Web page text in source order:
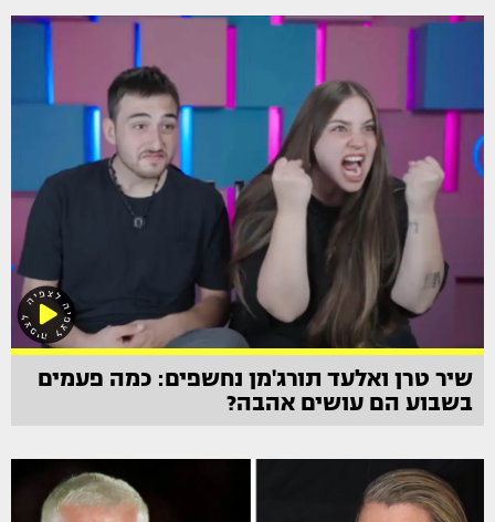
שיר טרן ואלעד תורג'מן נחשפים: כמה פעמים
בשבוע הם עושים אהבה?